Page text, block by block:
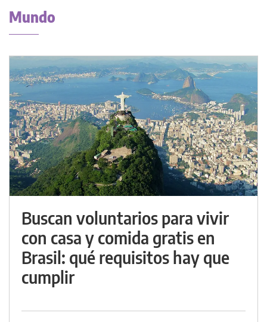
Mundo
Buscan voluntarios para vivir
con casa y comida gratis en
Brasil: qué requisitos hay que
cumplir